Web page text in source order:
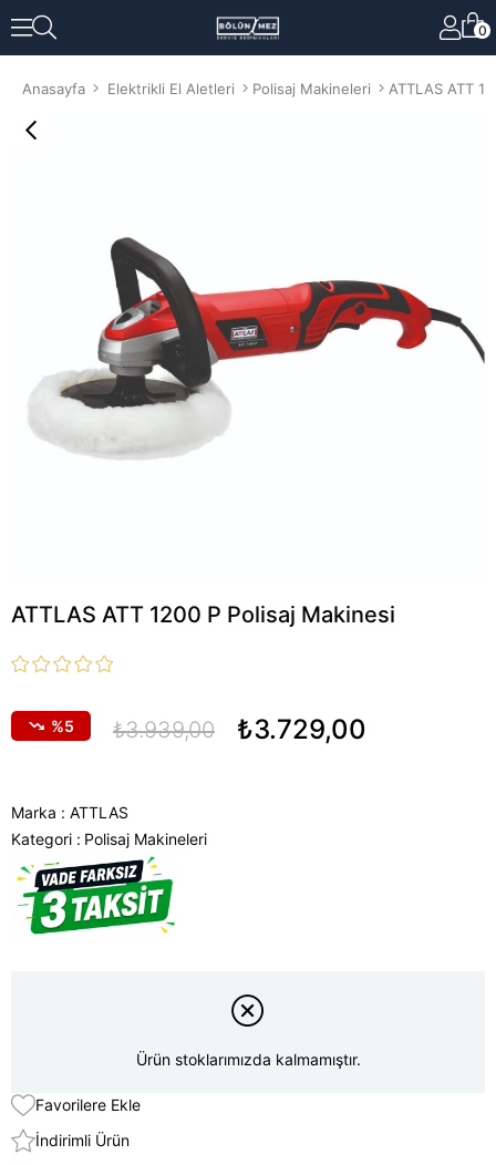
0
Anasayfa Elektrikli El Aletleri Polisaj Makineleri ATTLAS ATT
ATTLAS ATT 1200 P Polisaj Makinesi
5 ₺3.939,00 ₺3.729,00
Marka : ATTLAS
Kategori : Polisaj Makineleri
Ürün stoklarımızda kalmamıştır.
Favorilere Ekle
İndirimli Ürün